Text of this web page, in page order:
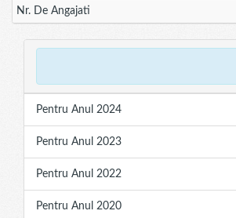
Nr. De Angajati
Pentru Anul 2024
Pentru Anul 2023
Pentru Anul 2022
Pentru Anul 2020